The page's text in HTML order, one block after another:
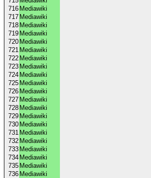
716 Mediawiki
717 Mediawiki
718 Mediawiki
719 Mediawiki
720 Mediawiki
721 Mediawiki
722 Mediawiki
723 Mediawiki
724 Mediawiki
725 Mediawiki
726 Mediawiki
727 Mediawiki
728 Mediawiki
729 Mediawiki
730 Mediawiki
731 Mediawiki
732 Mediawiki
733 Mediawiki
734 Mediawiki
735 Mediawiki
736 Mediawiki